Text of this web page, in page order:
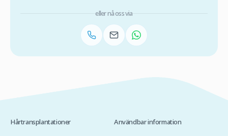
eller nå oss via
Hårtransplantationer Användbar information